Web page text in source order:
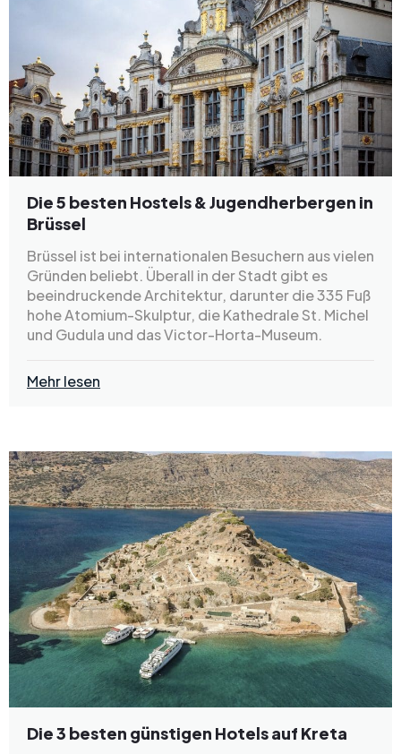
Die 5 besten Hostels & Jugendherbergen in
Brüssel
Brüssel ist bei internationalen Besuchern aus vielen
Gründen beliebt. Überall in der Stadt gibt es
beeindruckende Architektur, darunter die 335 Fuß
hohe Atomium-Skulptur, die Kathedrale St. Michel
und Gudula und das Victor-Horta-Museum.
Mehr lesen
Die 3 besten günstigen Hotels auf Kreta